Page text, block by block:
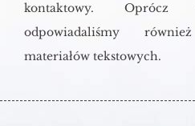
kontaktowy. Oprócz
odpowiadaliśmy
materiałów tekstowych.